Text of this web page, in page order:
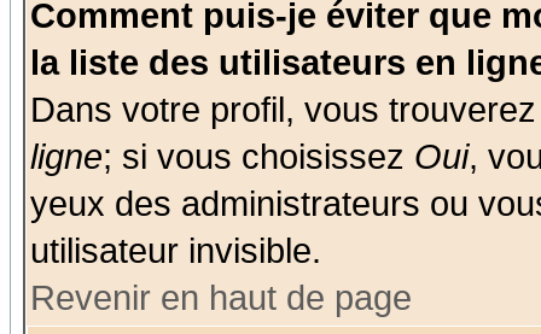
Comment puis-je éviter que
la liste des utilisateurs en
Dans votre profil, vous
ligne; si vous choisissez Oui,
yeux des administrateurs ou
utilisateur invisible.
Revenir en haut de page